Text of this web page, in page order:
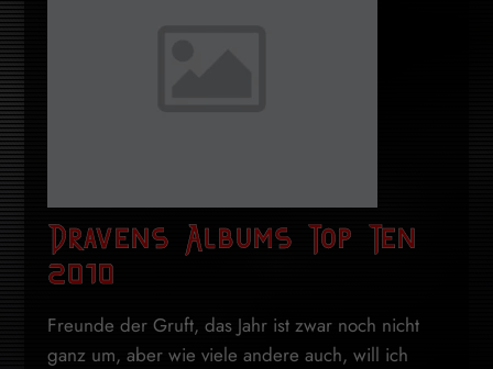
Dravens Albums Top Ten
2010
Freunde der Gruft, das Jahr ist zwar noch nicht
ganz um, aber wie viele andere auch, will ich